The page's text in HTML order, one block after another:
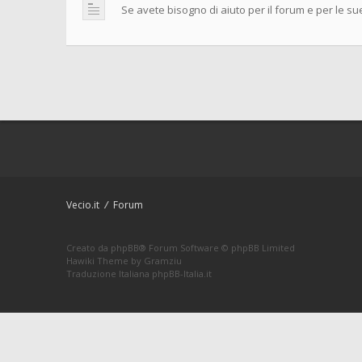
Se avete bisogno di aiuto per il forum e per le
Vecio.it Forum
Creato da phpBB® Forum Software © phpBB Limited
Hawiki Theme by Gramziu
Traduzione Italiana phpBB-Italia.it